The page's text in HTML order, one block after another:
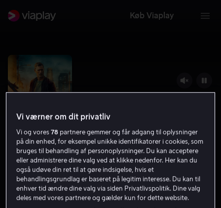
Køb Viaplay
Muzzle: City of Wolves
4.6 Thriller Action 2025 1 t. 29 min
15 år
Vi værner om dit privatliv
Vi og vores78 partnere gemmer og får adgang til oplysninger
på din enhed, for eksempel unikke identifikatorer i cookies, som
bruges til behandling af personoplysninger. Du kan acceptere
eller administrere dine valg ved at klikke nedenfor. Her kan du
også udøve din ret til at gøre indsigelse, hvis et
behandlingsgrundlag er baseret på legitim interesse. Du kan til
enhver tid ændre dine valg via siden Privatlivspolitik. Dine valg
deles med vores partnere og gælder kun for dette website.